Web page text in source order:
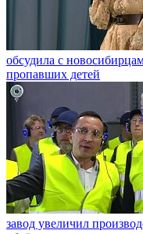
обсудила с
пропавших детей
завод увеличил